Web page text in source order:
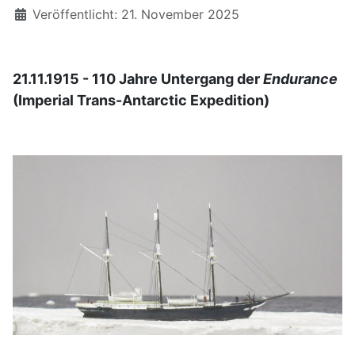
Details
Veröffentlicht: 21. November 2025
21.11.1915 - 110 Jahre Untergang derEndurance
(Imperial Trans-Antarctic Expedition)